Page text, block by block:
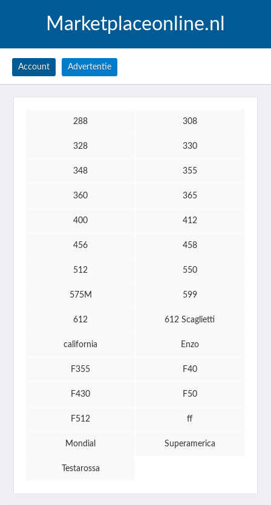
Marketplaceonline.nl
Account Advertentie
288 308
328 330
348 355
360 365
400 412
456 458
512 550
575M 599
612 612 Scaglietti
california Enzo
F355 F40
F430 F50
F512 ff
Mondial Superamerica
Testarossa